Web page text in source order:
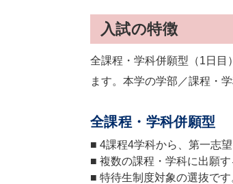
入試の特徴
全課程・学科併願型（1日目
ます。本学の学部／課程・
全課程・学科併願型
■ 4課程4学科から、第一志
■ 複数の課程・学科に出願
■ 特待生制度対象の選抜で